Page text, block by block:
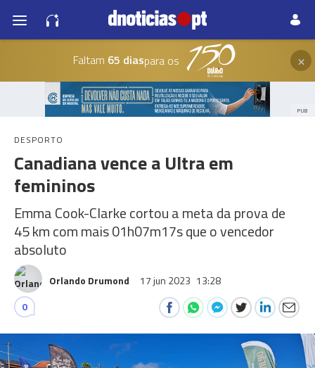
Faltam 65 diaspara os ×
PUB
DESPORTO
Canadiana vence a Ultra em
femininos
Emma Cook-Clarke cortou a meta da prova de
45 km com mais 01h07m17s que o vencedor
absoluto
Orlando Drumond 17 jun 2023 13:28
0